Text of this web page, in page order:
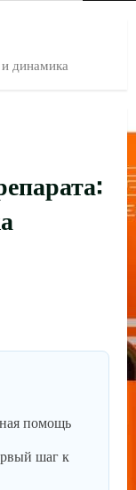
динамика
помощь
шаг к